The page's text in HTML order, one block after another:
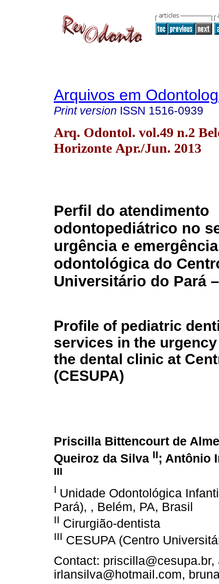
Arquivos em
Print version ISSN 1516-0939
Arq. Odontol. vol.49 n.2
Horizonte Apr./Jun. 2013
Perfil do atendimento
odontopediátrico no
urgência e
odontológica do
Universitário do Pará
Profile of pediatric
services in the
the dental clinic at
(CESUPA)
Priscilla Bittencourt de
Queiroz da Silva II; Antônio
III
I Unidade Odontológica
Pará), , Belém, PA, Brasil
II Cirurgião-dentista
III CESUPA (Centro
Contact:
irlansilva@hotmail.com,